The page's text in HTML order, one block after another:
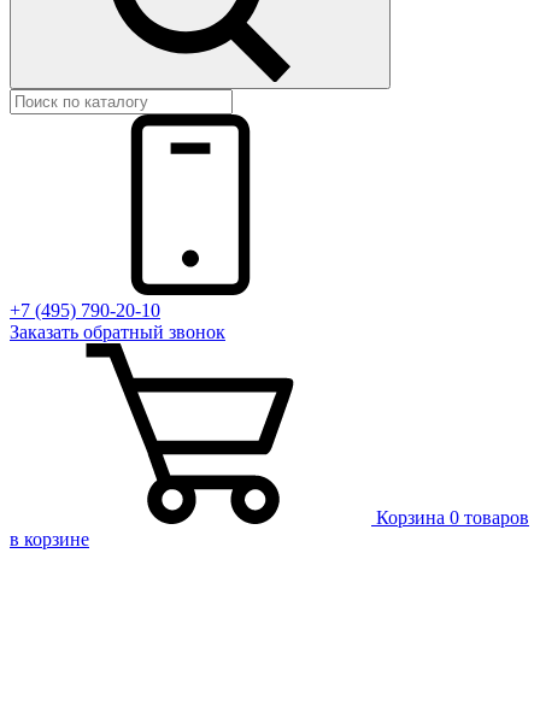
+7 (495) 790-20-10
Заказать обратный звонок
Корзина 0 товаров
в корзине